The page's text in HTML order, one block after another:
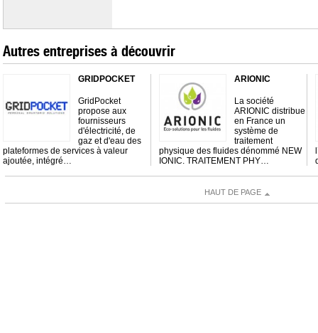
Autres entreprises à découvrir
GRIDPOCKET
GridPocket
propose aux
fournisseurs
d'électricité, de
gaz et d'eau des
plateformes de services à valeur
ajoutée, intégré…
ARIONIC
La société
ARIONIC distribue
en France un
système de
traitement
physique des fluides dénommé NEW
IONIC. TRAITEMENT PHY…
HAUT DE PAGE